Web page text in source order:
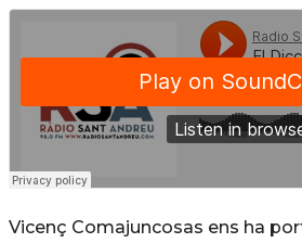
Vicenç Comajuncosas ens ha